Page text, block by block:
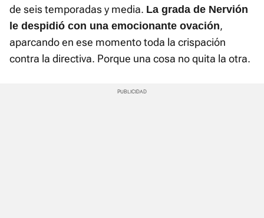
de seis temporadas y media. La grada de Nervión
le despidió con una emocionante ovación,
aparcando en ese momento toda la crispación
contra la directiva. Porque una cosa no quita la otra.